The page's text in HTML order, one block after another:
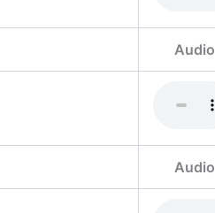
Audio
Audio